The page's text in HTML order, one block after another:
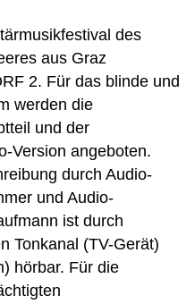
des
aus Graz
2. Für das blinde und
werden die
und der
Version angeboten.
durch Audio-
und Audio-
ist durch
Tonkanal (TV-Gerät)
hörbar. Für die